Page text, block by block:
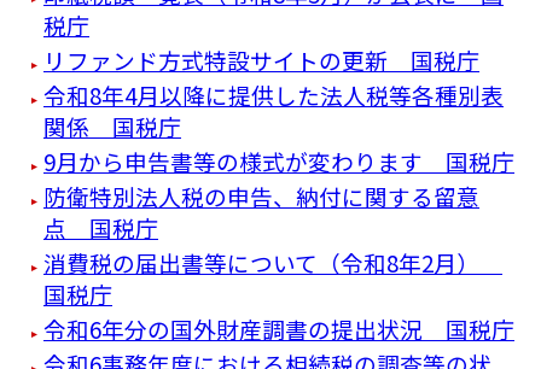
税庁
リファンド方式特設サイトの更新 国税庁
令和8年4月以降に提供した法人税等各種別表
関係 国税庁
9月から申告書等の様式が変わります 国税庁
防衛特別法人税の申告、納付に関する留意
点 国税庁
消費税の届出書等について（令和8年2月）
国税庁
令和6年分の国外財産調書の提出状況 国税庁